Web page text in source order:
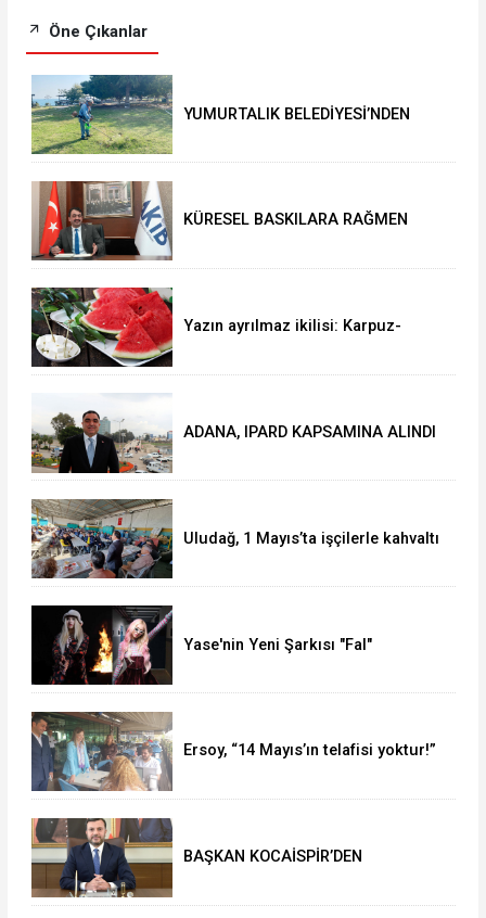
Öne Çıkanlar
YUMURTALIK BELEDİYESİ’NDEN
KÜRESEL BASKILARA RAĞMEN
Yazın ayrılmaz ikilisi: Karpuz-
ADANA, IPARD KAPSAMINA ALINDI
Uludağ, 1 Mayıs’ta işçilerle kahvaltı
Yase'nin Yeni Şarkısı "Fal"
Ersoy, “14 Mayıs’ın telafisi yoktur!”
BAŞKAN KOCAİSPİR’DEN